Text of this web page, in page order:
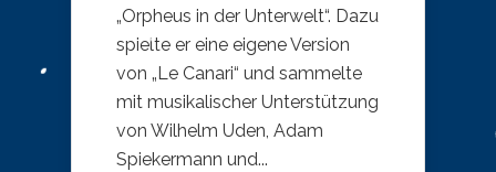
„Orpheus in der Unterwelt“. Dazu
spielte er eine eigene Version
von „Le Canari“ und sammelte
mit musikalischer Unterstützung
von Wilhelm Uden, Adam
Spiekermann und...